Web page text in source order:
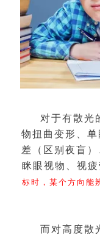
对于有散光
物扭曲变形、
差（区别夜盲
眯眼视物、视疲
标时，某个方向能
而对高度散